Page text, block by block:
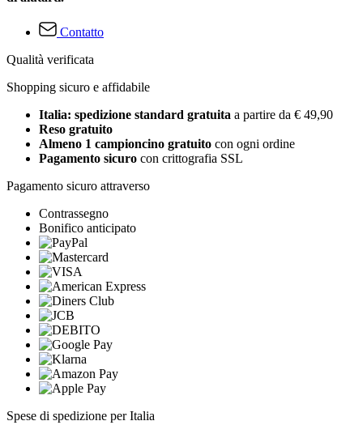
Contatto
Qualità verificata
Shopping sicuro e affidabile
Italia: spedizione standard gratuita a partire da € 49,90
Reso gratuito
Almeno 1 campioncino gratuito con ogni ordine
Pagamento sicuro con crittografia SSL
Pagamento sicuro attraverso
Contrassegno
Bonifico anticipato
Spese di spedizione per Italia